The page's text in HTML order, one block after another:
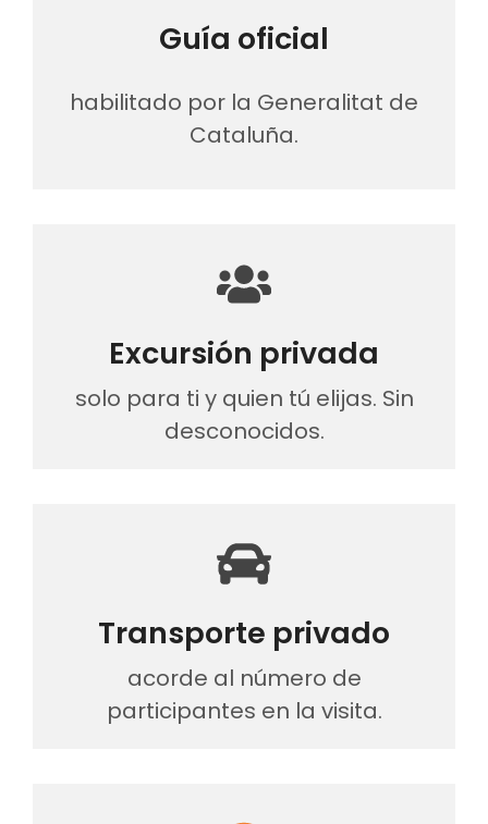
Guía oficial
habilitado por la Generalitat de
Cataluña.
Excursión privada
solo para ti y quien tú elijas. Sin
desconocidos.
Transporte privado
acorde al número de
participantes en la visita.